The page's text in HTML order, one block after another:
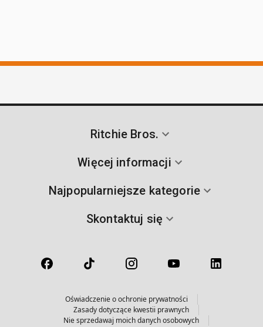
Ritchie Bros.
Więcej informacji
Najpopularniejsze kategorie
Skontaktuj się
Oświadczenie o ochronie prywatności
Zasady dotyczące kwestii prawnych
Nie sprzedawaj moich danych osobowych